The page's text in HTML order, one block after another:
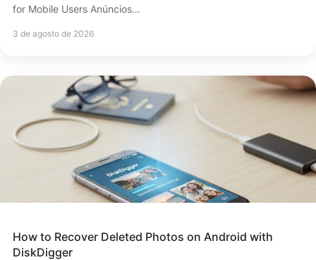
for Mobile Users Anúncios…
3 de agosto de 2026
How to Recover Deleted Photos on Android with
DiskDigger